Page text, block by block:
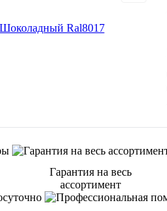
Гарантия на весь
ассортимент